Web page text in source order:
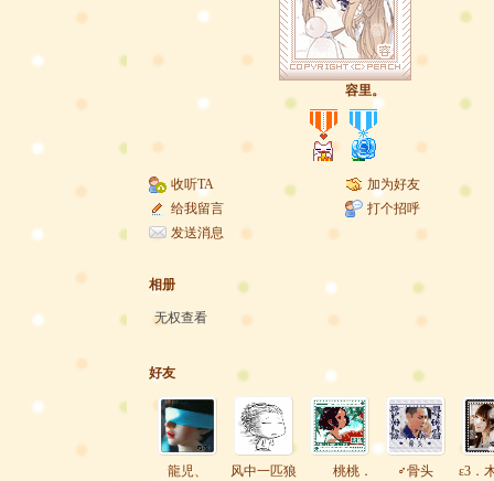
容里。
收听TA
加为好友
给我留言
打个招呼
发送消息
相册
无权查看
好友
龍児、 风中一匹狼 桃桃． ♂骨头 ε3．